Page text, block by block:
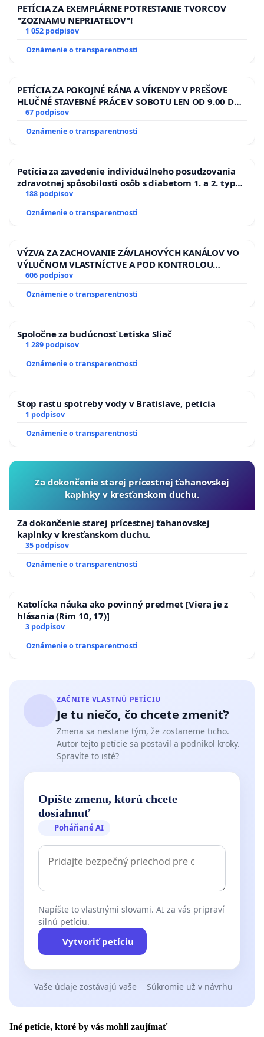
PETÍCIA ZA EXEMPLÁRNE POTRESTANIE TVORCOV
"ZOZNAMU NEPRIATEĽOV"!
1 052 podpisov
Oznámenie o transparentnosti
PETÍCIA ZA POKOJNÉ RÁNA A VÍKENDY V PREŠOVE
HLUČNÉ STAVEBNÉ PRÁCE V SOBOTU LEN OD 9.00 DO
13.00 HOD., CEZ PRACOVNÝ TÝŽDEŇ CIEĽ 8.00 – 18.00
HOD. A PRAVIDELNÁ KONTROLA STAVBY C-AREA NA
ĎUMBIERSKEJ/MAGU
67 podpisov
Oznámenie o transparentnosti
Petícia za zavedenie individuálneho posudzovania
zdravotnej spôsobilosti osôb s diabetom 1. a 2. typu
pri prijímaní do Policajného zboru SR
188 podpisov
Oznámenie o transparentnosti
VÝZVA ZA ZACHOVANIE ZÁVLAHOVÝCH KANÁLOV VO
VÝLUČNOM VLASTNÍCTVE A POD KONTROLOU
SLOVENSKEJ REPUBLIKY & žiadosť na riešenie
zanedbaného stavu závlahových a odvodňovacích
kanálov na Slovensku
606 podpisov
Oznámenie o transparentnosti
Spoločne za budúcnosť Letiska Sliač
1 289 podpisov
Oznámenie o transparentnosti
Stop rastu spotreby vody v Bratislave, peticia
1 podpisov
Oznámenie o transparentnosti
Za dokončenie starej prícestnej ťahanovskej
kaplnky v kresťanskom duchu.
Za dokončenie starej prícestnej ťahanovskej
kaplnky v kresťanskom duchu.
35 podpisov
Oznámenie o transparentnosti
Katolícka náuka ako povinný predmet [Viera je z
hlásania (Rim 10, 17)]
3 podpisov
Oznámenie o transparentnosti
ZAČNITE VLASTNÚ PETÍCIU
Je tu niečo, čo chcete zmeniť?
Zmena sa nestane tým, že zostaneme ticho.
Autor tejto petície sa postavil a podnikol kroky.
Spravíte to isté?
Opíšte zmenu, ktorú chcete
dosiahnuť
Poháňané AI
Napíšte to vlastnými slovami. AI za vás pripraví
silnú petíciu.
Vytvoriť petíciu
Vaše údaje zostávajú vaše Súkromie už v návrhu
Iné petície, ktoré by vás mohli zaujímať